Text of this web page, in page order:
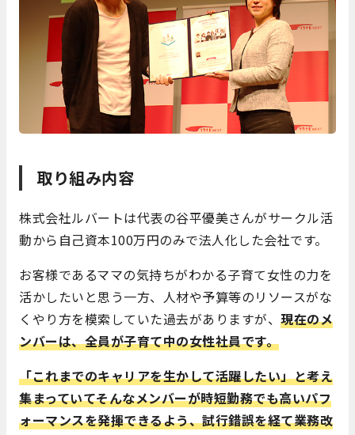
取り組み内容
株式会社ルバートは代表の谷平優美さんがサークル活
動から自己資本100万円のみで法人化した会社です。
お客様であるママの気持ちがわかる子育て女性の力を
活かしたいと思う一方、人材や予算等のリソースがな
くやり方を模索していた過去がありますが、 現在のメ
ンバーは、全員が子育て中の女性社員です。
「これまでのキャリアを生かして活躍したい」と考え
集まっていてそんなメンバーが時短勤務でも高いパフ
ォーマンスを発揮できるよう、試行錯誤を経て業務改